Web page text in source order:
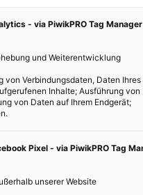
Zoonosen und deren
OIE
erscheinen jedes
sind. Der menschliche
Die Erforschung von
ist essentiell.
um dieses nachhaltiger
Reihe nach zu mehr
- via PiwikPRO Tag Manager
und Weiterentwicklung
von Verbindungsdaten, Daten Ihres
Inhalte; Ausführung von
von Daten auf Ihrem Endgerät;
Pixel - via PiwikPRO Tag
unserer Website